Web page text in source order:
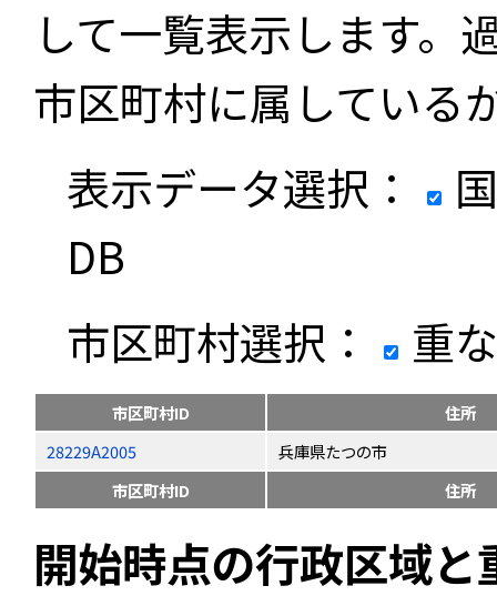
して一覧表示します。
市区町村に属している
表示データ選択：
DB
市区町村選択：
重
市区町村ID
住所
28229A2005
兵庫県たつの市
市区町村ID
住所
開始時点の行政区域